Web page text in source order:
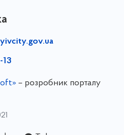
– розробник порталу